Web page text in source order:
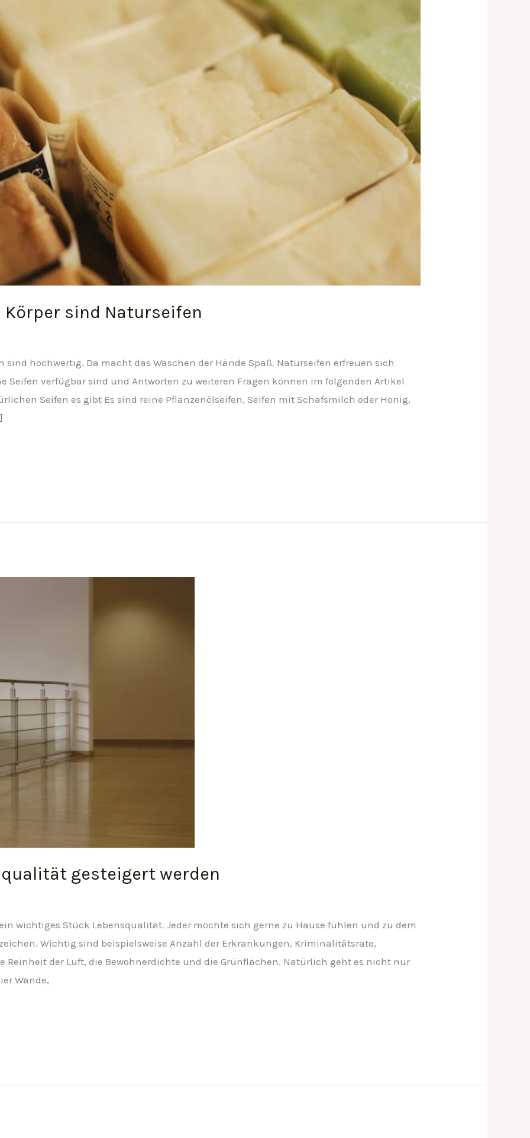
Körper sind Naturseifen
hochwertig. Da macht das Waschen der Hände Spaß. Naturseifen erfreuen sich
Seifen verfügbar sind und Antworten zu weiteren Fragen können im folgenden Artikel
Seifen es gibt Es sind reine Pflanzenölseifen, Seifen mit Schafsmilch oder Honig,
gesteigert werden
wichtiges Stück Lebensqualität. Jeder möchte sich gerne zu Hause fühlen und zu dem
Wichtig sind beispielsweise Anzahl der Erkrankungen, Kriminalitätsrate,
Reinheit der Luft, die Bewohnerdichte und die Grünflächen. Natürlich geht es nicht nur
Wände,